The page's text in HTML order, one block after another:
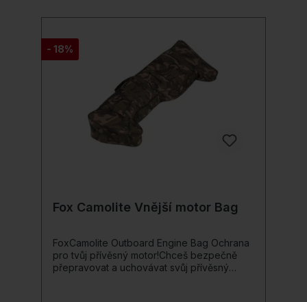
produktu: Vyvinuto pro skladování a
Nabízí místo pro všechny modely motorů
Fox Vnitřní suchý zip pro upevnění motoru
Robustní 10mm dvojité zipy zajišťují absolutní
spolehlivost Polstrované rukojeti z
polyesteru Odolná a voděodolná 300D
ošetřená polyesterová tkanina Hlavní vnější
látka 100 % polyester, polstrování/výplň 100
% polyethylen, povlak 100 % polyester
Rozměry: 120 cm x 47 cm
- 18%
Fox Camolite Vnější motor Bag
FoxCamolite Outboard Engine Bag Ochrana
pro tvůj přívěsný motor!Chceš bezpečně
přepravovat a uchovávat svůj přívěsný